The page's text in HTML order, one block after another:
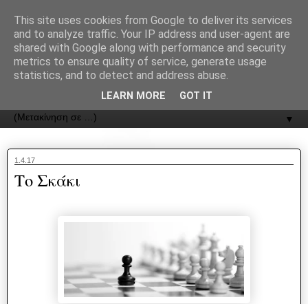
ΟΔΟΣ
▼
1.4.17
Το Σκάκι
This site uses cookies from Google to deliver its services
and to analyze traffic. Your IP address and user-agent are
shared with Google along with performance and security
metrics to ensure quality of service, generate usage
statistics, and to detect and address abuse.
LEARN MORE GOT IT